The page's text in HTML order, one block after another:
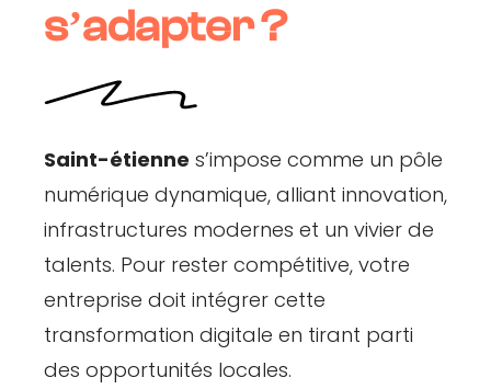
sʼadapter ?
Saint-étienne s’impose comme un pôle
numérique dynamique, alliant innovation,
infrastructures modernes et un vivier de
talents. Pour rester compétitive, votre
entreprise doit intégrer cette
transformation digitale en tirant parti
des opportunités locales.